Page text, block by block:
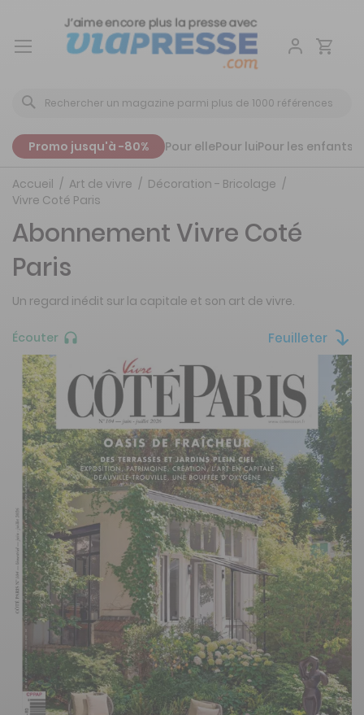
Aller
Promo jusqu'à -80% Pour ellePour luiPour les enfants
Accueil Art de vivre
Décoration - Bricolage
Vivre Coté Paris
Écouter Feuilleter
Abonnement Vivre Coté
Paris
Un regard inédit sur la capitale et son art de vivre.